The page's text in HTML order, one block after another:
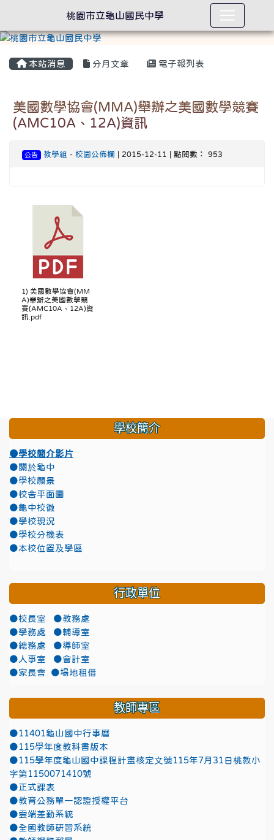
本站消息 分月文章 電子報列表
美國數學協會(MMA)舉辦之美國數學競賽
(AMC10A、12A)資訊
公告 教學組 - 校園公佈欄 | 2015-12-11 | 點閱數： 953
1) 美國數學協會(MM
A)舉辦之美國數學競
賽(AMC10A、12A)資
訊.pdf
學校簡介
●學校簡介影片
●關於龜中
●學校願景
●校舍平面圖
●龜中校徽
●學校現況
●學校分機表
●本校位置及學區
行政單位
●校長室
●教務處
●學務處
●輔導室
●總務處
●導師室
●人事室
●會計室
●家長會
●場地租借
教師專區
●11401龜山國中行事曆
●115學年度教科書版本
●115學年度龜山國中課程計畫核定文號115年7月31日桃教小
字第1150071410號
●正式課表
●教育公務單一認證授權平台
●雲端差勤系統
●全國教師研習系統
桃園市立龜山國民中學